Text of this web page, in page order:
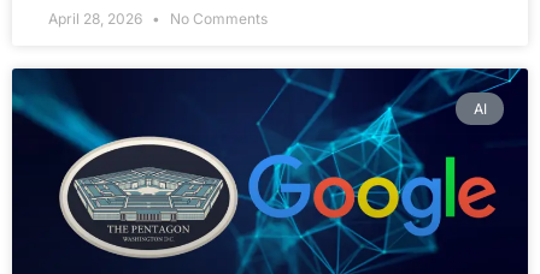
April 28, 2026 No Comments
AI